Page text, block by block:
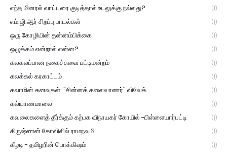
எந்த மினரல் வாட்டரை குடித்தால் உடலுக்கு நல்லது? (1)
எம்.ஜி.ஆர் சிறப்பு பாடல்கள் (1)
ஒரு கோழியின் தன்னம்பிக்கை (1)
ஒழுக்கம் என்றால் என்ன? (1)
கலகலப்பான நகைச்சுவை பட்டிமன்றம் (1)
கலக்கல் கரகாட்டம் (1)
கலாமின் கனவுகள். "சின்னக் கலைவாணர்" விவேக் (1)
கல்யாணமாலை (1)
கவலைகளைத் தீர்க்கும் கற்பக விநாயகர் கோயில் -பிள்ளையார்பட்டி (1)
கிருஷ்ணன் கோவிலில் ராமநவமி (1)
கீழடி - தமிழரின் பொக்கிஷம் (1)